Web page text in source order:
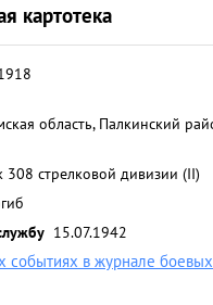
картотека
область, Палкинский
308 стрелковой дивизии (II)
15.07.1942
событиях в журнале